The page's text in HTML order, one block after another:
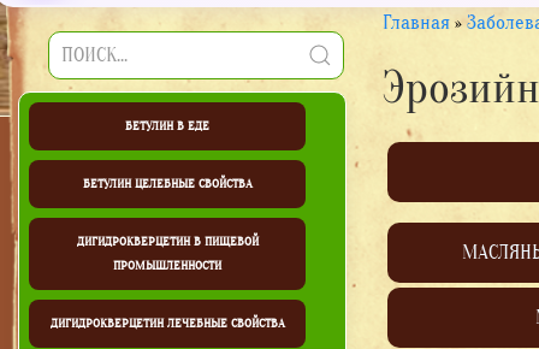
БЕТУЛИН В ЕДЕ
БЕТУЛИН ЦЕЛЕБНЫЕ СВОЙСТВА
ДИГИДРОКВЕРЦЕТИН В ПИЩЕВОЙ
ПРОМЫШЛЕННОСТИ
ДИГИДРОКВЕРЦЕТИН ЛЕЧЕБНЫЕ СВОЙСТВА
Главная »